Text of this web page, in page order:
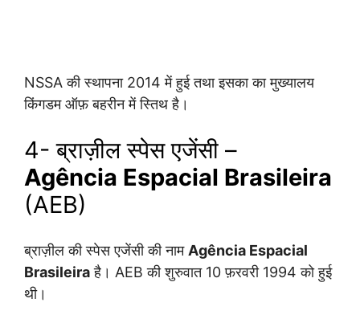
NSSA की स्थापना 2014 में हुई तथा इसका का मुख्यालय
किंगडम ऑफ़ बहरीन में स्तिथ है।
4- ब्राज़ील स्पेस एजेंसी –
Agência Espacial Brasileira
(AEB)
ब्राज़ील की स्पेस एजेंसी की नाम Agência Espacial
Brasileiraहै। AEB की शुरुवात 10 फ़रवरी 1994 को हुई
थी।